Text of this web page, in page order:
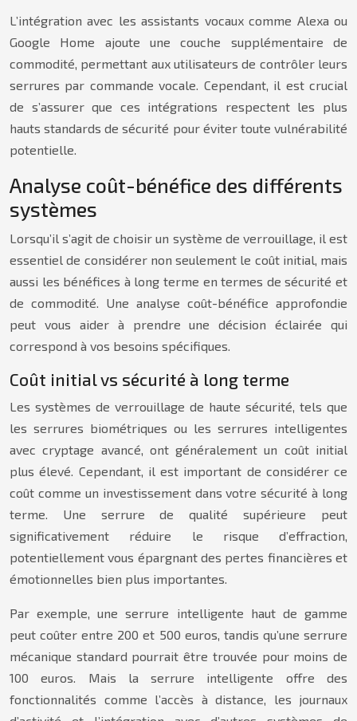
L’intégration avec les assistants vocaux comme Alexa ou
Google Home ajoute une couche supplémentaire de
commodité, permettant aux utilisateurs de contrôler leurs
serrures par commande vocale. Cependant, il est crucial
de s’assurer que ces intégrations respectent les plus
hauts standards de sécurité pour éviter toute vulnérabilité
potentielle.
Analyse coût-bénéfice des différents
systèmes
Lorsqu’il s’agit de choisir un système de verrouillage, il est
essentiel de considérer non seulement le coût initial, mais
aussi les bénéfices à long terme en termes de sécurité et
de commodité. Une analyse coût-bénéfice approfondie
peut vous aider à prendre une décision éclairée qui
correspond à vos besoins spécifiques.
Coût initial vs sécurité à long terme
Les systèmes de verrouillage de haute sécurité, tels que
les serrures biométriques ou les serrures intelligentes
avec cryptage avancé, ont généralement un coût initial
plus élevé. Cependant, il est important de considérer ce
coût comme un investissement dans votre sécurité à long
terme. Une serrure de qualité supérieure peut
significativement réduire le risque d’effraction,
potentiellement vous épargnant des pertes financières et
émotionnelles bien plus importantes.
Par exemple, une serrure intelligente haut de gamme
peut coûter entre 200 et 500 euros, tandis qu’une serrure
mécanique standard pourrait être trouvée pour moins de
100 euros. Mais la serrure intelligente offre des
fonctionnalités comme l’accès à distance, les journaux